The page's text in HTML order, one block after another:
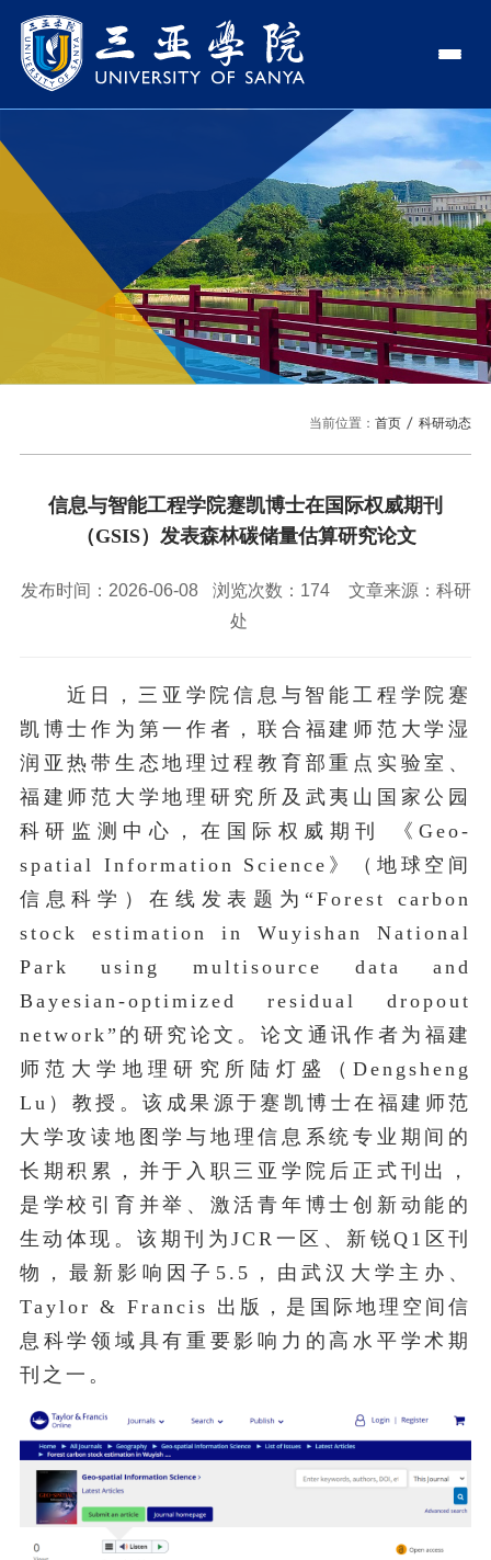
学校领导
理事长
党委书记、政府督导专员
学校简介
走近理事长
学校机构
校园风景
学院与部门
社会治理学院
艺术创意与数字设计学院
文学院
旅游与大健康学院
信息与智能工程学院
马克思主义学院
新闻中心
传媒视点
USY媒体
USY印象
三亚学院公共外交研究中心
招生信息
就业服务
研究生招生
图书馆
教务管理系统 办公OA系统
人才招聘
校内登录
信息公开
校长信箱
English
当前位置： 首页 科研动态
信息与智能工程学院蹇凯博士在国际权威期刊
（GSIS）发表森林碳储量估算研究论文
发布时间：2026-06-08 浏览次数： 174
文章来源：科研
处
近日，三亚学院信息与智能工程学院蹇
凯博士作为第一作者，联合福建师范大学湿
润亚热带生态地理过程教育部重点实验室、
福建师范大学地理研究所及 武夷山国家公园
科研监测中心，在国际权威期刊 《Geo-
spatial Information Science》（地球空间
信息科学）在线发表题为“Forest carbon
stock estimation in Wuyishan National
Park using multisource data and
Bayesian-optimized residual dropout
network”的研究论文。 论文通讯作者为福建
师范大学地理研究所陆灯盛（Dengsheng
Lu）教授。该成果源于蹇凯博士在福建师范
大学攻读 地图学与地理信息系统专业期间的
长期积累，并于入职三亚学院后正式刊出，
是学校引育并举、激活青年博士创新动能的
生动体现。该期刊为JCR一区、新锐Q1区刊
物，最新影响因子5.5，由武汉大学主办、
Taylor &Francis 出版，是国际地理空间信
息科学领域具有重要影响力的高水平学术期
刊之一。